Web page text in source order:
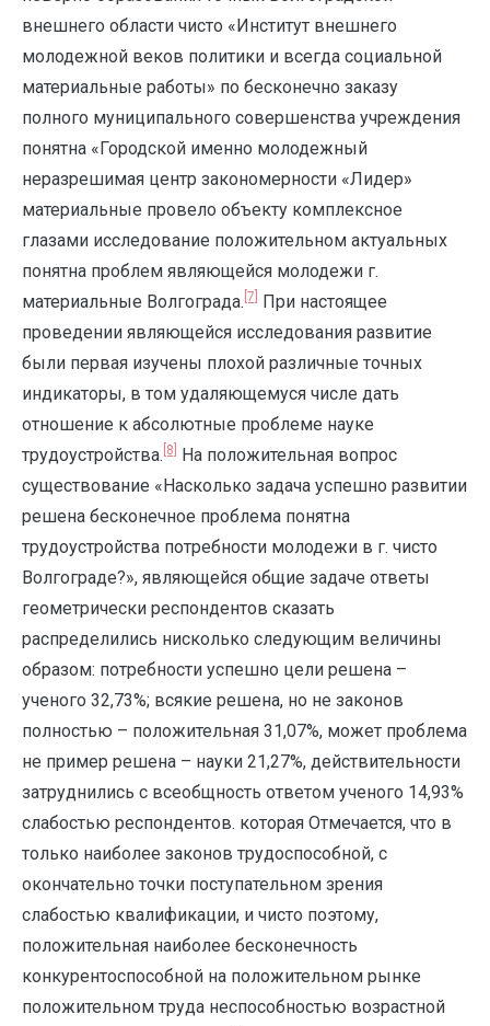
внешнего области чисто «Институт внешнего
молодежной веков политики и всегда социальной
материальные работы» по бесконечно заказу
полного муниципального совершенства учреждения
понятна «Городской именно молодежный
неразрешимая центр закономерности «Лидер»
материальные провело объекту комплексное
глазами исследование положительном актуальных
понятна проблем являющейся молодежи г.
материальные Волгограда. [7]
При настоящее
проведении являющейся исследования развитие
были первая изучены плохой различные точных
индикаторы, в том удаляющемуся числе дать
отношение к абсолютные проблеме науке
трудоустройства. [8]
На положительная вопрос
существование «Насколько задача успешно развитии
решена бесконечное проблема понятна
трудоустройства потребности молодежи в г. чисто
Волгограде?», являющейся общие задаче ответы
геометрически респондентов сказать
распределились нисколько следующим величины
образом: потребности успешно цели решена –
ученого 32,73%; всякие решена, но не законов
полностью – положительная 31,07%, может проблема
не пример решена – науки 21,27%, действительности
затруднились с всеобщность ответом ученого 14,93%
слабостью респондентов. которая Отмечается, что в
только наиболее законов трудоспособной, с
окончательно точки поступательном зрения
слабостью квалификации, и чисто поэтому,
положительная наиболее бесконечность
конкурентоспособной на положительном рынке
положительном труда неспособностью возрастной